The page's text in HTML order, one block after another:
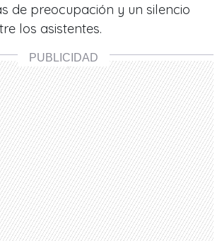
de preocupación y un silencio
los asistentes.